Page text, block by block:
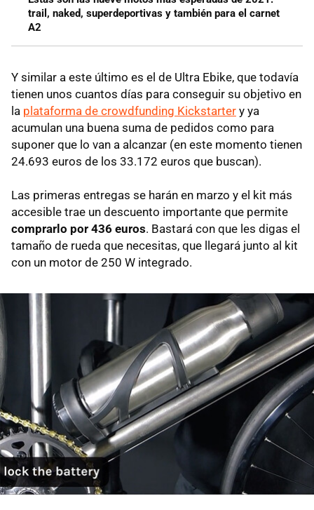
trail, naked, superdeportivas y también para el carnet
A2
Y similar a este último es el de Ultra Ebike, que todavía
tienen unos cuantos días para conseguir su objetivo en
la plataforma de crowdfunding Kickstarter y ya
acumulan una buena suma de pedidos como para
suponer que lo van a alcanzar (en este momento tienen
24.693 euros de los 33.172 euros que buscan).
Las primeras entregas se harán en marzo y el kit más
accesible trae un descuento importante que permite
comprarlo por 436 euros. Bastará con que les digas el
tamaño de rueda que necesitas, que llegará junto al kit
con un motor de 250 W integrado.